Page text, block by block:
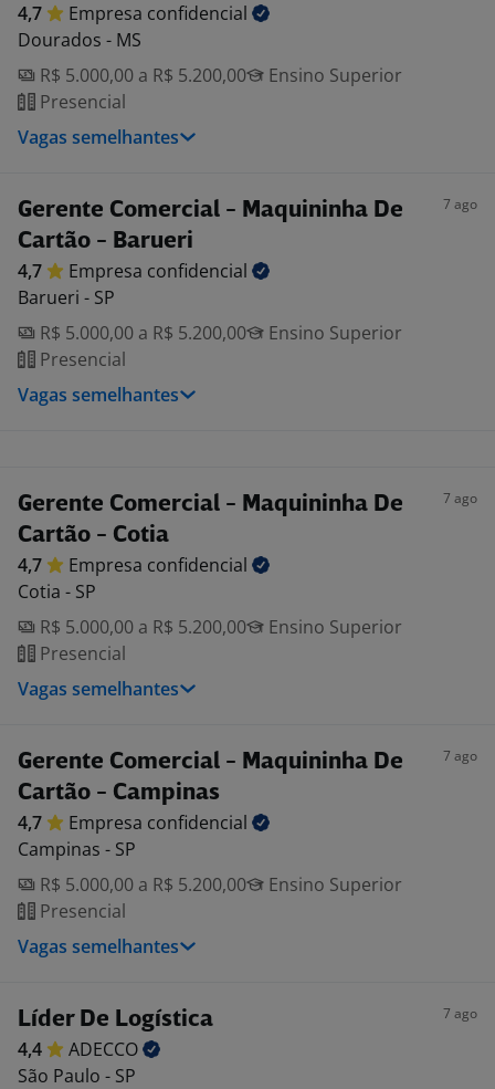
4,7 Empresa confidencial
Dourados - MS
R$ 5.000,00 a R$ 5.200,00
Ensino Superior
Presencial
Vagas semelhantes
Gerente Comercial - Maquininha De
Cartão - Barueri
7 ago
4,7 Empresa confidencial
Barueri - SP
R$ 5.000,00 a R$ 5.200,00
Ensino Superior
Presencial
Vagas semelhantes
Gerente Comercial - Maquininha De
Cartão - Cotia
7 ago
4,7 Empresa confidencial
Cotia - SP
R$ 5.000,00 a R$ 5.200,00
Ensino Superior
Presencial
Vagas semelhantes
Gerente Comercial - Maquininha De
Cartão - Campinas
7 ago
4,7 Empresa confidencial
Campinas - SP
R$ 5.000,00 a R$ 5.200,00
Ensino Superior
Presencial
Vagas semelhantes
Líder De Logística 7 ago
4,4
ADECCO
São Paulo - SP